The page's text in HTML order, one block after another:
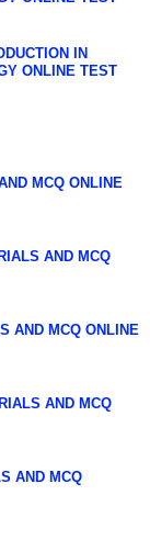
IN
ONLINE TEST
MCQ ONLINE
AND MCQ
AND MCQ ONLINE
AND MCQ
AND MCQ